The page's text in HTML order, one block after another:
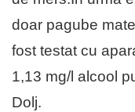
doar pagube
fost testat cu
1,13 mg/l alcool
Dolj.